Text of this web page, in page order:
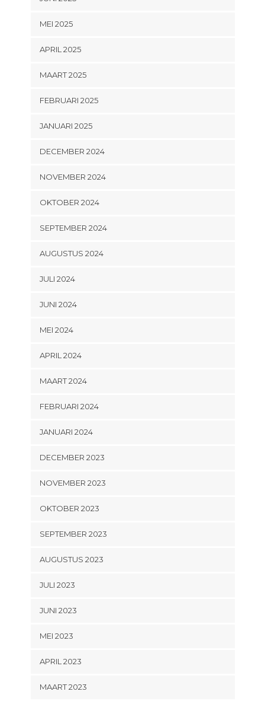
MEI 2025
APRIL 2025
MAART 2025
FEBRUARI 2025
JANUARI 2025
DECEMBER 2024
NOVEMBER 2024
OKTOBER 2024
SEPTEMBER 2024
AUGUSTUS 2024
JULI 2024
JUNI 2024
MEI 2024
APRIL 2024
MAART 2024
FEBRUARI 2024
JANUARI 2024
DECEMBER 2023
NOVEMBER 2023
OKTOBER 2023
SEPTEMBER 2023
AUGUSTUS 2023
JULI 2023
JUNI 2023
MEI 2023
APRIL 2023
MAART 2023